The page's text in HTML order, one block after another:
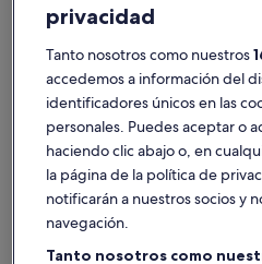
Parque acuático Aqua
Encuentra el
alojarte - Parque
privacidad
Tanto nosotros como nuestros
accedemos a información del
identificadores únicos en las
personales. Puedes aceptar o
haciendo clic abajo o, en
la página de la política de
notificarán a nuestros socios y
navegación.
Tanto nosotros como